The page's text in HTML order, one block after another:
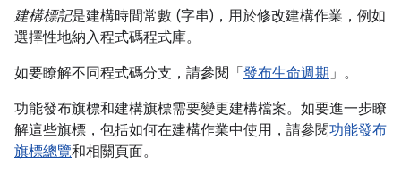
建構標記是建構時間常數 (字串)，用於修改建構作業，例如
選擇性地納入程式碼程式庫。
如要瞭解不同程式碼分支，請參閱「 發布生命週期 」。
功能發布旗標和建構旗標需要變更建構檔案。如要進一步瞭
解這些旗標，包括如何在建構作業中使用，請參閱功能發布
旗標總覽和相關頁面。